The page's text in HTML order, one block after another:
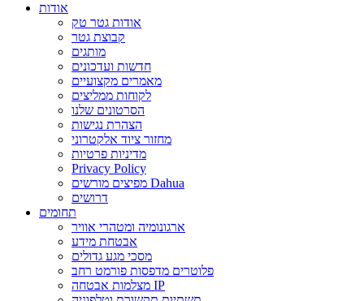
אודות
אודות גטר טק
קבוצת גטר
מותגים
חדשות ועדכונים
מאמרים מקצועיים
לקוחות ממליצים
הסרטונים שלנו
הצהרת נגישות
מחזור ציוד אלקטרוני
מדיניות פרטיות
Privacy Policy
מפיצים מורשים Dahua
דרושים
תחומים
ארגונומיה ומטהרי אוויר
אבטחת מידע
מסכי מגע גדולים
פלוטרים מדפסות פורמט רחב
מצלמות אבטחה IP